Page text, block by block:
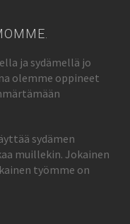
ja sydämellä jo
olemme oppineet
sydämen
muillekin. Jokainen
työmme on